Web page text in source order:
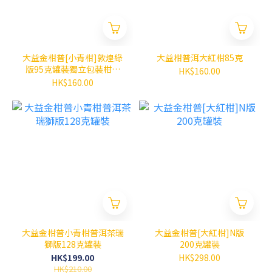
大益金柑普[小青柑]敦煌綠
版95克罐裝獨立包裝柑普
茶
HK$160.00
大益柑普洱大紅柑85克
HK$160.00
大益金柑普小青柑普洱茶瑞
獅版128克罐裝
HK$199.00
HK$210.00
大益金柑普[大紅柑]N版
200克罐裝
HK$298.00